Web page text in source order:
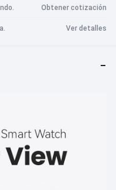
IP68. Puedes lavarte
agua mejorada!
etc., lo que le ayuda a saber
dinámico de su estado
la noche, proporcionando
Obtener cotización
Ver detalles